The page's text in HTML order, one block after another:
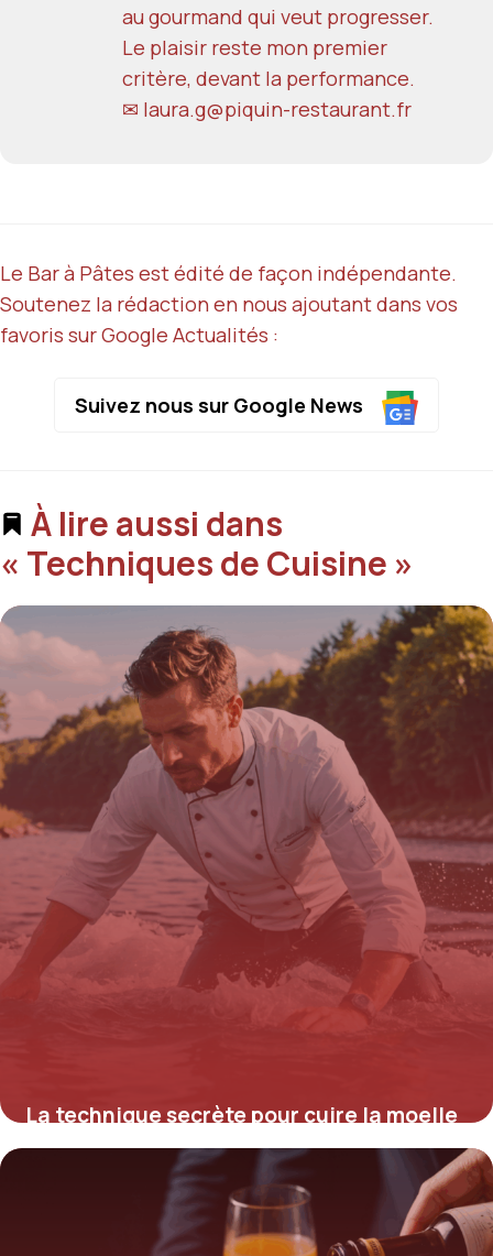
au gourmand qui veut progresser.
Le plaisir reste mon premier
critère, devant la performance.
✉ laura.g@piquin-restaurant.fr
Le Bar à Pâtes est édité de façon indépendante.
Soutenez la rédaction en nous ajoutant dans vos
favoris sur Google Actualités :
Suivez nous sur Google News
À lire aussi dans
« Techniques de Cuisine »
La technique secrète pour cuire la moelle
à l’eau parfaite en moins de 30 minutes,
révélée par des chefs étoilés
8 septembre 2025